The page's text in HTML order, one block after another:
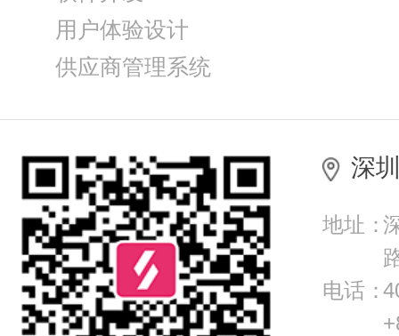
用户体验设计
供应商管理系统
深
地址：
电话：